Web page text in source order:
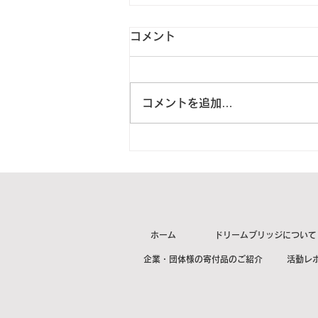
町N様より2箱をご寄付頂き
コメント
コメントを追加…
ホーム ドリームブリッジについて
企業・団体様の寄付品のご紹介 活動レ